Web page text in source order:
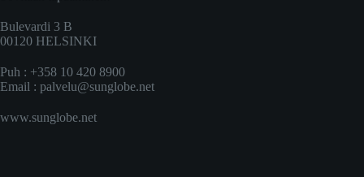
Bulevardi 3 B
00120 HELSINKI
Puh : +358 10 420 8900
Email : palvelu@sunglobe.net
www.sunglobe.net